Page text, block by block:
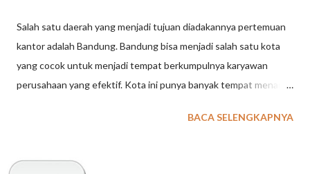
Salah satu daerah yang menjadi tujuan diadakannya pertemuan
kantor adalah Bandung. Bandung bisa menjadi salah satu kota
yang cocok untuk menjadi tempat berkumpulnya karyawan
perusahaan yang efektif. Kota ini punya banyak tempat menarik
Berikut ini rekomendasi tempat berkumpul kantor terbaik di
Termasuk lokasi berkumpul yang seru. Kawasan hutan pinus ini
BACA SELENGKAPNYA